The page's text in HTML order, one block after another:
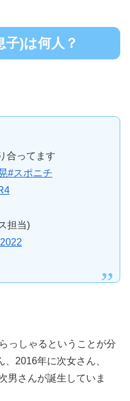
子)は何人？
合ってます
#スポニチ
担当)
っしゃるということが分
2016年に次女さん、
男さんが誕生していま